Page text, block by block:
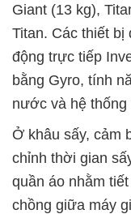
Giant (13 kg),
Titan. Các thiết
động trực tiếp
bằng Gyro, tính
nước và hệ
Ở khâu sấy, cảm
chỉnh thời gian
quần áo nhằm
chồng giữa máy